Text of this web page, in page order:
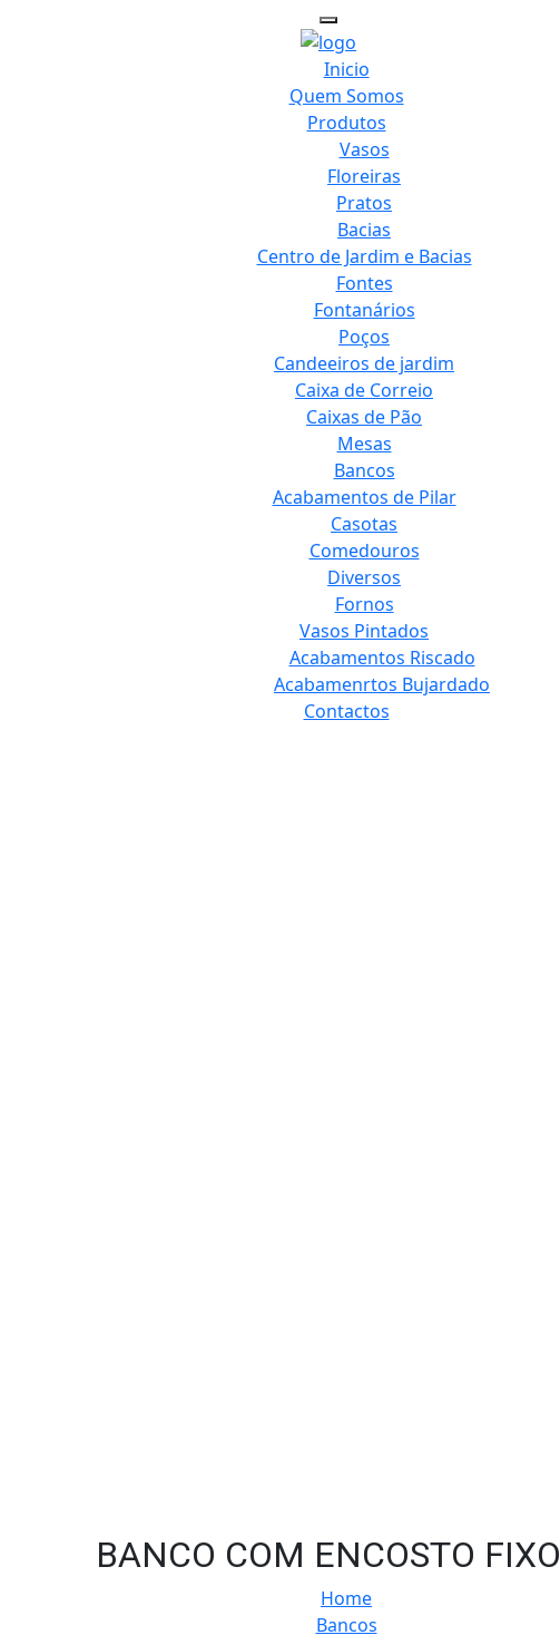
Inicio
Quem Somos
Produtos
Vasos
Floreiras
Pratos
Bacias
Centro de Jardim e Bacias
Fontes
Fontanários
Poços
Candeeiros de jardim
Caixa de Correio
Caixas de Pão
Mesas
Bancos
Acabamentos de Pilar
Casotas
Comedouros
Diversos
Fornos
Vasos Pintados
Acabamentos Riscado
Acabamenrtos Bujardado
Contactos
BANCO COM ENCOSTO FIXO
Home
Bancos